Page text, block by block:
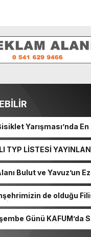
Yarışması’nda
TYP LİSTESİ
Bulut ve Yavuz’un
de olduğu
Günü KAFUM’da